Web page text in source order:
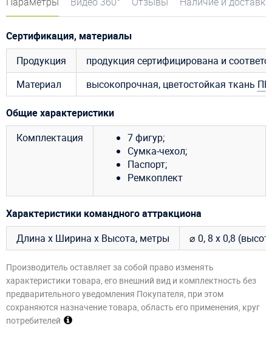
Сертификация, материалы
Продукция
продукция сертифицирована и
Материал
высокопрочная, цветостойкая ткань
Общие характеристики
Комплектация
7 фигур;
Сумка-чехол;
Паспорт;
Ремкоплект
Характеристики командного аттракциона
Длина х Ширина х Высота, метры
⌀ 0, 8 х 0,8
Производитель оставляет за собой право изменять
характеристики товара, его внешний вид и комплектность без
предварительного уведомления Покупателя, при этом
сохраняются назначение товара, область его применения, круг
потребителей